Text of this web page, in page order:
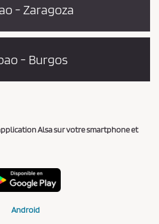
- Zaragoza
- Burgos
Alsa sur votre smartphone et
Android